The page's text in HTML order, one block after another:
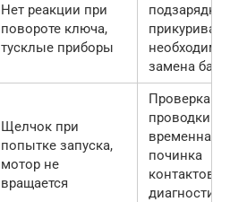
Нет реакции при
повороте ключа,
тусклые приборы
подзарядка/
замена
Щелчок при
попытке запуска,
мотор не
вращается
Проверка
проводки и
временная
починка
контактов,
диагностика